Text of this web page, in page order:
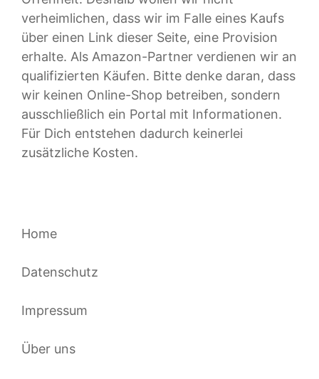
verheimlichen, dass wir im Falle eines Kaufs
über einen Link dieser Seite, eine Provision
erhalte. Als Amazon-Partner verdienen wir an
qualifizierten Käufen. Bitte denke daran, dass
wir keinen Online-Shop betreiben, sondern
ausschließlich ein Portal mit Informationen.
Für Dich entstehen dadurch keinerlei
zusätzliche Kosten.
Home
Datenschutz
Impressum
Über uns